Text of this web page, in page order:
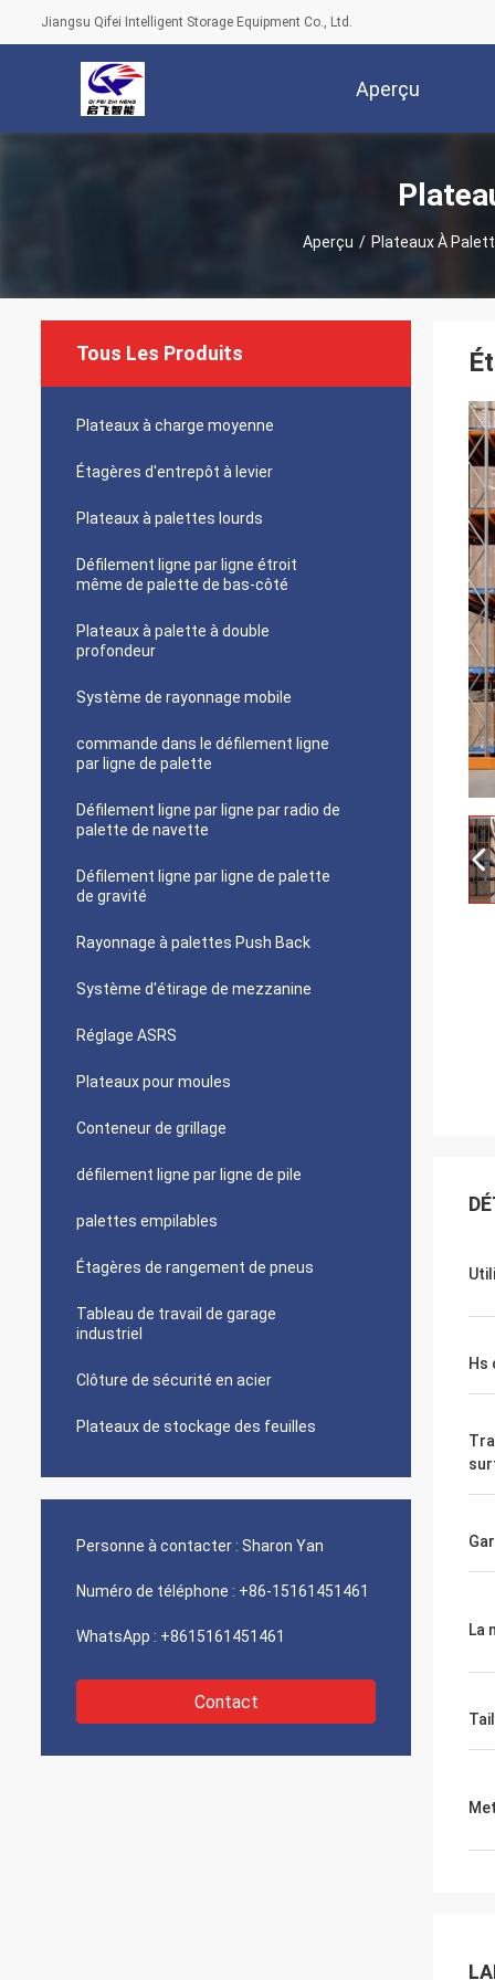
Jiangsu Qifei Intelligent Storage Equipment Co., Ltd.
Aperçu
Aperçu / Plateaux À
Tous Les Produits
Plateaux à charge moyenne
Étagères d'entrepôt à levier
Plateaux à palettes lourds
Défilement ligne par ligne étroit
même de palette de bas-côté
Plateaux à palette à double
profondeur
Système de rayonnage mobile
commande dans le défilement ligne
par ligne de palette
Défilement ligne par ligne par radio de
palette de navette
Défilement ligne par ligne de palette
de gravité
Rayonnage à palettes Push Back
Système d'étirage de mezzanine
Réglage ASRS
Plateaux pour moules
Conteneur de grillage
défilement ligne par ligne de pile
palettes empilables
Étagères de rangement de pneus
Tableau de travail de garage
industriel
Clôture de sécurité en acier
Plateaux de stockage des feuilles
Personne à contacter : Sharon Yan
Numéro de téléphone : +86-15161451461
WhatsApp : +8615161451461
Contact
Hs
La